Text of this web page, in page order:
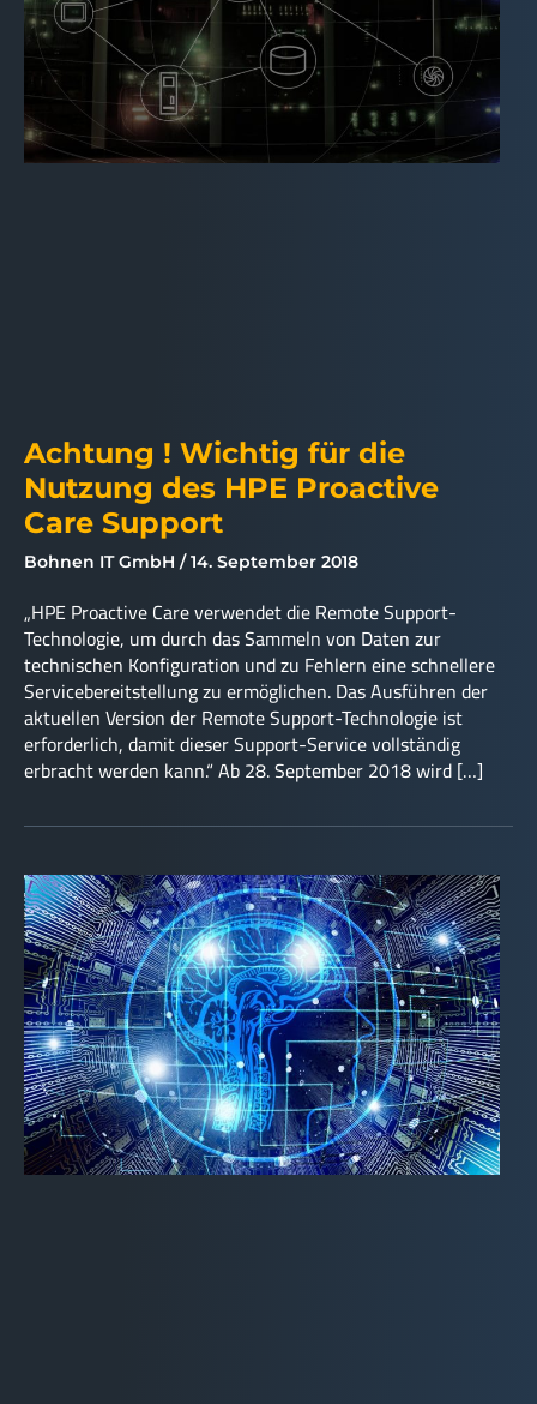
Achtung ! Wichtig für die
Nutzung des HPE Proactive
Care Support
Bohnen IT GmbH 14. September 2018
„HPE Proactive Care verwendet die Remote Support-
Technologie, um durch das Sammeln von Daten zur
technischen Konfiguration und zu Fehlern eine schnellere
Servicebereitstellung zu ermöglichen. Das Ausführen der
aktuellen Version der Remote Support-Technologie ist
erforderlich, damit dieser Support-Service vollständig
erbracht werden kann.“ Ab 28. September 2018 wird […]